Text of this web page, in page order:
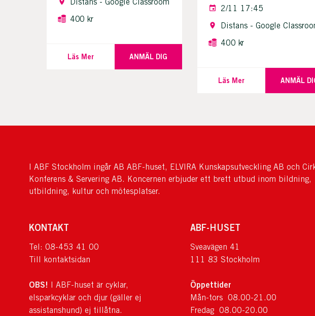
400 kr
Läs Mer ANMÄL DIG
2/11 17:45
Distans - Google
400 kr
Läs Mer ANMÄL
I ABF Stockholm ingår AB ABF-huset, ELVIRA Kunskapsutveckling AB och
Konferens & Servering AB. Koncernen erbjuder ett brett utbud inom bildning,
utbildning, kultur och mötesplatser.
KONTAKT
Tel: 08-453 41 00
Till kontaktsidan
OBS! I ABF-huset är cyklar,
elsparkcyklar och djur (gäller ej
assistanshund) ej tillåtna.
ABF-HUSET
Sveavägen 41
111 83 Stockholm
Öppettider
Mån-tors 08.00-21.00
Fredag 08.00-20.00